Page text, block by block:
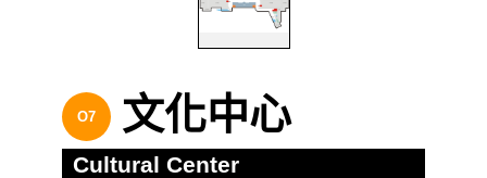
O7 文化中心
Cultural Center